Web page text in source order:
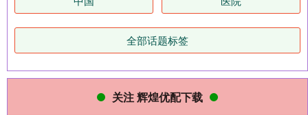
全部话题标签
关注 辉煌优配下载